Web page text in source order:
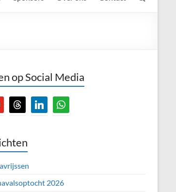
op Social Media
threads linkedinwhatsapp
2026